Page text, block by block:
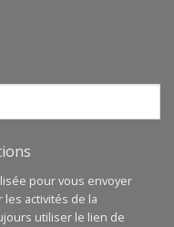
pour vous envoyer
activités de la
utiliser le lien de